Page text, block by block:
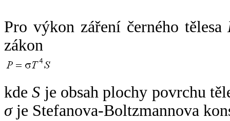
Pro výkon záření černého tělesa
zákon
kdeS je obsah plochy povrchu
σje Stefanova-Boltzmannova